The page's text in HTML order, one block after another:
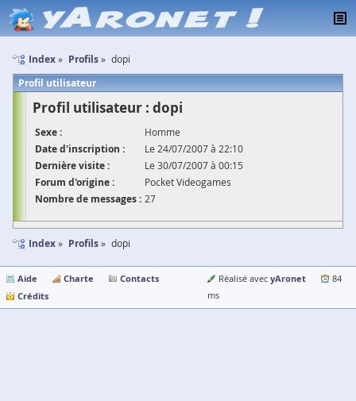
Index Profils dopi
Profil utilisateur
Profil utilisateur : dopi
Sexe : Homme
Date d'inscription : Le 24/07/2007 à 22:10
Dernière visite : Le 30/07/2007 à 00:15
Forum d'origine : Pocket Videogames
Nombre de messages : 27
Index Profils dopi
Aide Charte
Contacts
Crédits
Réalisé avec yAronet
84
ms